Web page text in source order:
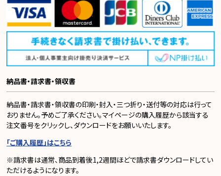
納品書・請求書・領収書
納品書・請求書・領収書の印刷・封入・三つ折り・送付等の対応は行って
おりません。予めご了承ください。マイページの購入履歴から該当する
注文番号をクリックし、ダウンロードをお願いいたします。
「ご購入履歴」はこちら
※請求書は通常、商品到着後1,2週間ほどで請求書ダウンロードしてい
ただけるようになります。